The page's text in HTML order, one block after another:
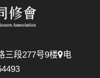
三段277号9楼
电